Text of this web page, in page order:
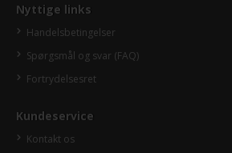
Nyttige links
Handelsbetingelser
Spørgsmål og svar (FAQ)
Fortrydelsesret
Kundeservice
Kontakt os